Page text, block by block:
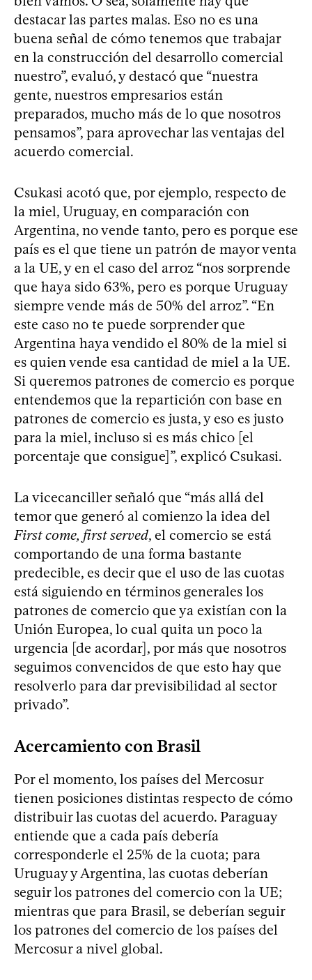
destacar las partes malas. Eso no es una
buena señal de cómo tenemos que trabajar
en la construcción del desarrollo comercial
nuestro”, evaluó, y destacó que “nuestra
gente, nuestros empresarios están
preparados, mucho más de lo que nosotros
pensamos”, para aprovechar las ventajas del
acuerdo comercial.
Csukasi acotó que, por ejemplo, respecto de
la miel, Uruguay, en comparación con
Argentina, no vende tanto, pero es porque ese
país es el que tiene un patrón de mayor venta
a la UE, y en el caso del arroz “nos sorprende
que haya sido 63%, pero es porque Uruguay
siempre vende más de 50% del arroz”. “En
este caso no te puede sorprender que
Argentina haya vendido el 80% de la miel si
es quien vende esa cantidad de miel a la UE.
Si queremos patrones de comercio es porque
entendemos que la repartición con base en
patrones de comercio es justa, y eso es justo
para la miel, incluso si es más chico [el
porcentaje que consigue]”, explicó Csukasi.
La vicecanciller señaló que “más allá del
temor que generó al comienzo la idea del
First come, first served, el comercio se está
comportando de una forma bastante
predecible, es decir que el uso de las cuotas
está siguiendo en términos generales los
patrones de comercio que ya existían con la
Unión Europea, lo cual quita un poco la
urgencia [de acordar], por más que nosotros
seguimos convencidos de que esto hay que
resolverlo para dar previsibilidad al sector
privado”.
Acercamiento con Brasil
Por el momento, los países del Mercosur
tienen posiciones distintas respecto de cómo
distribuir las cuotas del acuerdo. Paraguay
entiende que a cada país debería
corresponderle el 25% de la cuota; para
Uruguay y Argentina, las cuotas deberían
seguir los patrones del comercio con la UE;
mientras que para Brasil, se deberían seguir
los patrones del comercio de los países del
Mercosur a nivel global.